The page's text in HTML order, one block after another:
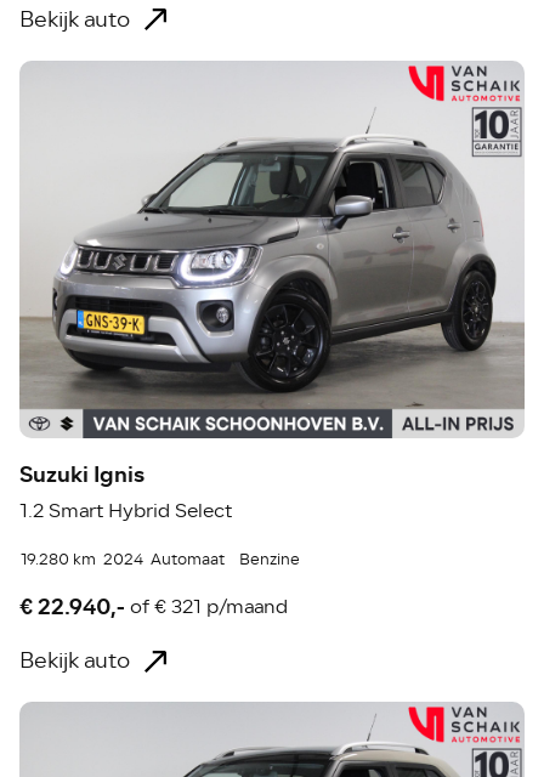
Bekijk auto
Suzuki Ignis
1.2 Smart Hybrid Select
19.280 km 2024 Automaat Benzine
€ 22.940,- of€ 321 p/maand
Bekijk auto